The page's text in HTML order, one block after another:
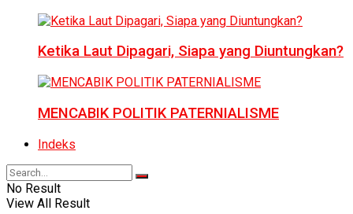
Ketika Laut Dipagari, Siapa yang Diuntungkan?
MENCABIK POLITIK PATERNIALISME
Indeks
No Result
View All Result